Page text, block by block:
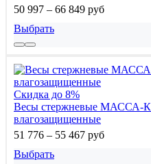
50 997 – 66 849 руб
Выбрать
Скидка до 8%
Весы стержневые МАССА-К
влагозащищенные
51 776 – 55 467 руб
Выбрать